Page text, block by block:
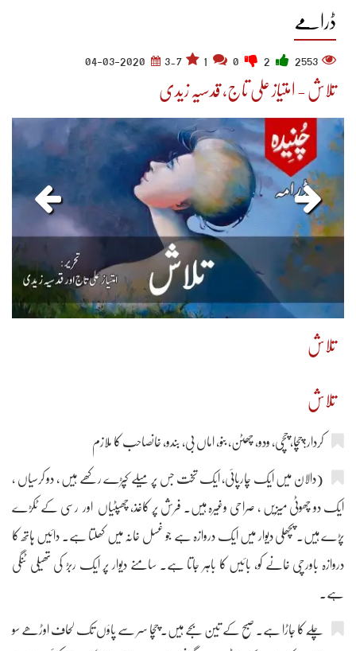
ڈرامے
2553
3.7
04-03-2020
تلاش - امتیاز علی تاج، قدسیہ زیدی
تلاش
تلاش
کردار:چچا، چچی، ودو، چھٹن، بنو، اماں بی، بندو، خانصاحب کا ملازم
(دالان میں ایک چارپائی، ایک تخت جس پر میلے کپڑے رکھے ہیں ، دو کرسیاں ،
ایک دو چھوٹی میزیں ، صراحی وغیرہ ہیں۔ فرش پر کاغذ، چھپٹیاں اور رسی کے ٹکڑے
پڑے ہیں۔ پچھلی دیوار میں ایک دروازہ ہے جو غسل خانہ میں کھلتا ہے۔ دائیں ہاتھ کا
دروازہ باورچی خانے کو، بائیں کا باہر جاتا ہے۔ سامنے دیوار پر ایک ربڑ کی تھیلی ٹنگی
ہے۔
چلّے کا جاڑا ہے۔ صبح کے تین بجے ہیں۔ چچا سر سے پاؤں تک لحاف اوڑھے سو